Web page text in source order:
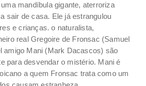
mandíbula gigante, aterroriza
sair de casa. Ele já estrangulou
e crianças. o naturalista,
real Gregoire de Fronsac (Samuel
amigo Mani (Mark Dacascos) são
para desvendar o mistério. Mani é
a quem Fronsac trata como um